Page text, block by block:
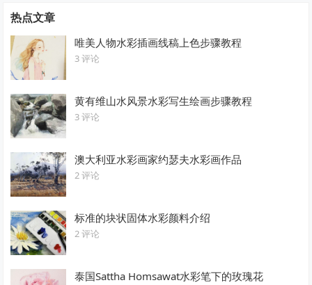
热点文章
唯美人物水彩插画线稿上色步骤教程
3 评论
黄有维山水风景水彩写生绘画步骤教程
3 评论
澳大利亚水彩画家约瑟夫水彩画作品
2 评论
标准的块状固体水彩颜料介绍
2 评论
泰国Sattha Homsawat水彩笔下的玫瑰花